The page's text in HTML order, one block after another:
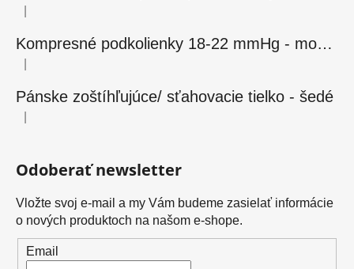
Hodnotenie produktu je 5 z 5 hviezdičiek.
Kompresné podkolienky 18-22 mmHg - modré
Hodnotenie produktu je 5 z 5 hviezdičiek.
Pánske zoštíhľujúce/ sťahovacie tielko - šedé
Hodnotenie produktu je 5 z 5 hviezdičiek.
Odoberať newsletter
Vložte svoj e-mail a my Vám budeme zasielať informácie
o nových produktoch na našom e-shope.
Email